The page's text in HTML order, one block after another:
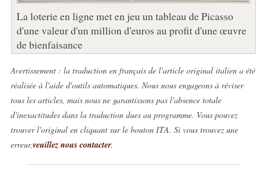
La loterie en ligne met en jeu un tableau de Picasso
d'une valeur d'un million d'euros au profit d'une œuvre
de bienfaisance
Avertissement : la traduction en français de l'article original italien a été
réalisée à l'aide d'outils automatiques. Nous nous engageons à réviser
tous les articles, mais nous ne garantissons pas l'absence totale
d'inexactitudes dans la traduction dues au programme. Vous pouvez
trouver l'original en cliquant sur le bouton ITA. Si vous trouvez une
erreur,veuillez nous contacter.